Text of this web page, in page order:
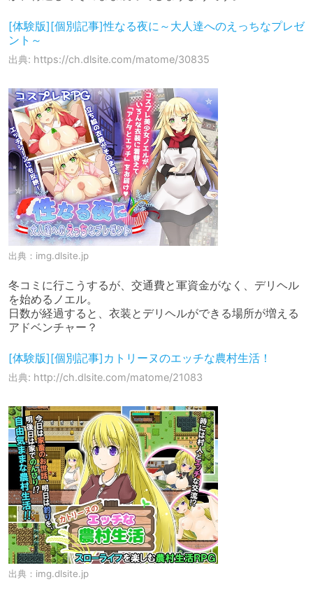
[体験版][個別記事]性なる夜に～大人達へのえっちなプレゼ
ント～
出典: https://ch.dlsite.com/matome/30835
出典： img.dlsite.jp
冬コミに行こうするが、交通費と軍資金がなく、デリヘル
を始めるノエル。
日数が経過すると、衣装とデリヘルができる場所が増える
アドベンチャー？
[体験版][個別記事]カトリーヌのエッチな農村生活！
出典: http://ch.dlsite.com/matome/21083
出典： img.dlsite.jp